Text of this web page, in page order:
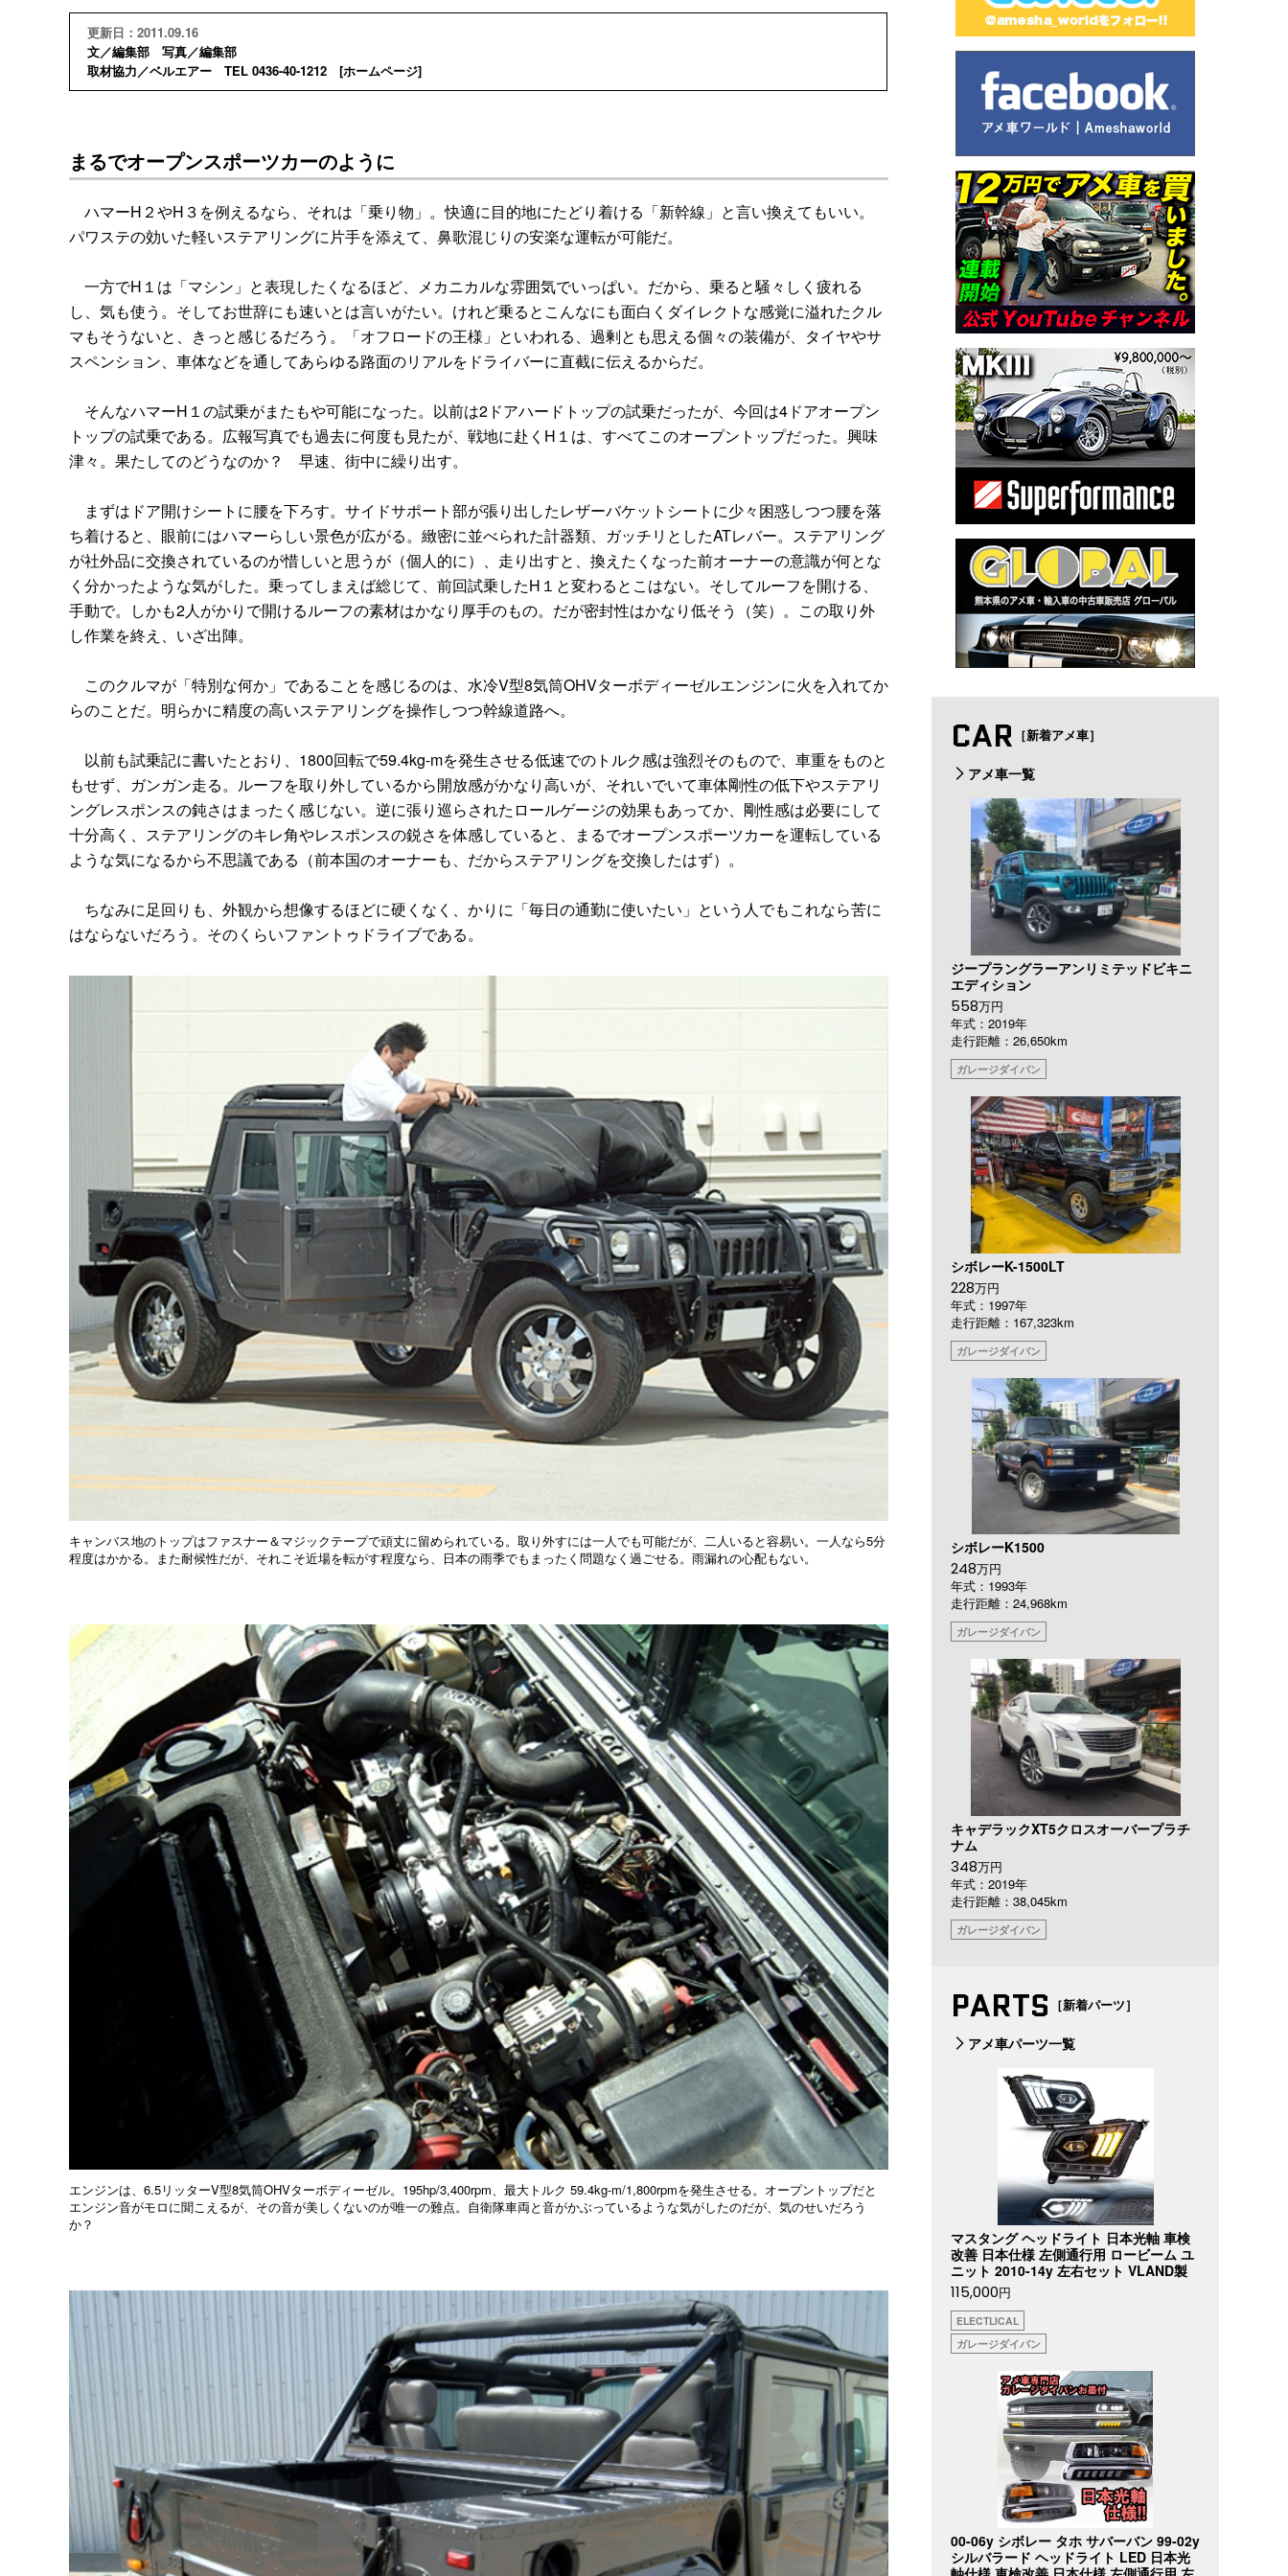
更新日：2011.09.16
文／編集部 写真／編集部
取材協力／ベルエアー TEL 0436-40-1212 [ホームページ]
まるでオープンスポーツカーのように
ハマーH２やH３を例えるなら、それは「乗り物」。快適に目的地にたどり着ける「新幹線」と言い換えてもいい。
パワステの効いた軽いステアリングに片手を添えて、鼻歌混じりの安楽な運転が可能だ。
一方でH１は「マシン」と表現したくなるほど、メカニカルな雰囲気でいっぱい。だから、乗ると騒々しく疲れる
し、気も使う。そしてお世辞にも速いとは言いがたい。けれど乗るとこんなにも面白くダイレクトな感覚に溢れたクル
マもそうないと、きっと感じるだろう。「オフロードの王様」といわれる、過剰とも思える個々の装備が、タイヤやサ
スペンション、車体などを通してあらゆる路面のリアルをドライバーに直截に伝えるからだ。
そんなハマーH１の試乗がまたもや可能になった。以前は2ドアハードトップの試乗だったが、今回は4ドアオープン
トップの試乗である。広報写真でも過去に何度も見たが、戦地に赴くH１は、すべてこのオープントップだった。興味
津々。果たしてのどうなのか？ 早速、街中に繰り出す。
まずはドア開けシートに腰を下ろす。サイドサポート部が張り出したレザーバケットシートに少々困惑しつつ腰を落
ち着けると、眼前にはハマーらしい景色が広がる。緻密に並べられた計器類、ガッチリとしたATレバー。ステアリング
が社外品に交換されているのが惜しいと思うが（個人的に）、走り出すと、換えたくなった前オーナーの意識が何とな
く分かったような気がした。乗ってしまえば総じて、前回試乗したH１と変わるとこはない。そしてルーフを開ける、
手動で。しかも2人がかりで開けるルーフの素材はかなり厚手のもの。だが密封性はかなり低そう（笑）。この取り外
し作業を終え、いざ出陣。
このクルマが「特別な何か」であることを感じるのは、水冷V型8気筒OHVターボディーゼルエンジンに火を入れてか
らのことだ。明らかに精度の高いステアリングを操作しつつ幹線道路へ。
以前も試乗記に書いたとおり、1800回転で59.4kg-mを発生させる低速でのトルク感は強烈そのもので、車重をものと
もせず、ガンガン走る。ルーフを取り外しているから開放感がかなり高いが、それいでいて車体剛性の低下やステアリ
ングレスポンスの鈍さはまったく感じない。逆に張り巡らされたロールゲージの効果もあってか、剛性感は必要にして
十分高く、ステアリングのキレ角やレスポンスの鋭さを体感していると、まるでオープンスポーツカーを運転している
ような気になるから不思議である（前本国のオーナーも、だからステアリングを交換したはず）。
ちなみに足回りも、外観から想像するほどに硬くなく、かりに「毎日の通勤に使いたい」という人でもこれなら苦に
はならないだろう。そのくらいファントゥドライブである。
キャンバス地のトップはファスナー＆マジックテープで頑丈に留められている。取り外すには一人でも可能だが、二人いると容易い。一人なら5分
程度はかかる。また耐候性だが、それこそ近場を転がす程度なら、日本の雨季でもまったく問題なく過ごせる。雨漏れの心配もない。
エンジンは、6.5リッターV型8気筒OHVターボディーゼル。195hp/3,400rpm、最大トルク 59.4kg-m/1,800rpmを発生させる。オープントップだと
エンジン音がモロに聞こえるが、その音が美しくないのが唯一の難点。自衛隊車両と音がかぶっているような気がしたのだが、気のせいだろう
か？
CAR ［新着アメ車］
アメ車一覧
ジープラングラーアンリミテッドビキニ
エディション
558万円
年式：2019年
走行距離：26,650km
ガレージダイバン
シボレーK-1500LT
228万円
年式：1997年
走行距離：167,323km
ガレージダイバン
シボレーK1500
248万円
年式：1993年
走行距離：24,968km
ガレージダイバン
キャデラックXT5クロスオーバープラチ
ナム
348万円
年式：2019年
走行距離：38,045km
ガレージダイバン
PARTS ［新着パーツ］
アメ車パーツ一覧
マスタング ヘッドライト 日本光軸 車検
改善 日本仕様 左側通行用 ロービーム ユ
ニット 2010-14y 左右セット VLAND製
115,000円
ELECTLICAL
ガレージダイバン
00-06y シボレー タホ サバーバン 99-02y
シルバラード ヘッドライト LED 日本光